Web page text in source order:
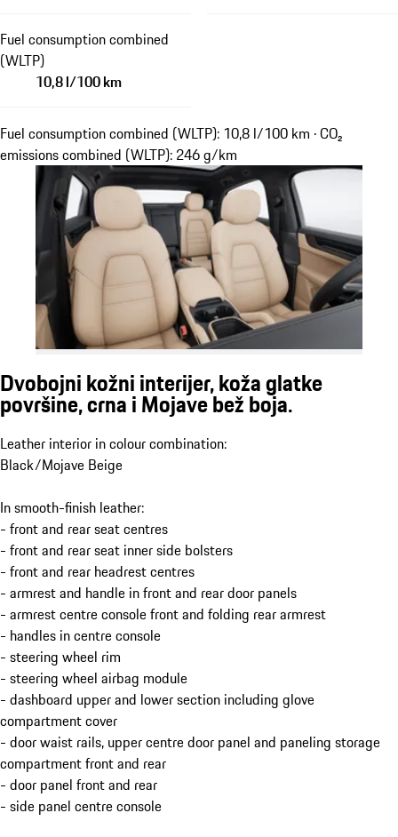
Fuel consumption combined
(WLTP)
10,8 l/100 km
Fuel consumption combined (WLTP): 10,8 l/100 km · CO₂
emissions combined (WLTP): 246 g/km
Dvobojni kožni interijer, koža glatke
površine, crna i Mojave bež boja.
Leather interior in colour combination:
Black/Mojave Beige
In smooth-finish leather:
- front and rear seat centres
- front and rear seat inner side bolsters
- front and rear headrest centres
- armrest and handle in front and rear door panels
- armrest centre console front and folding rear armrest
- handles in centre console
- steering wheel rim
- steering wheel airbag module
- dashboard upper and lower section including glove
compartment cover
- door waist rails, upper centre door panel and paneling storage
compartment front and rear
- door panel front and rear
- side panel centre console